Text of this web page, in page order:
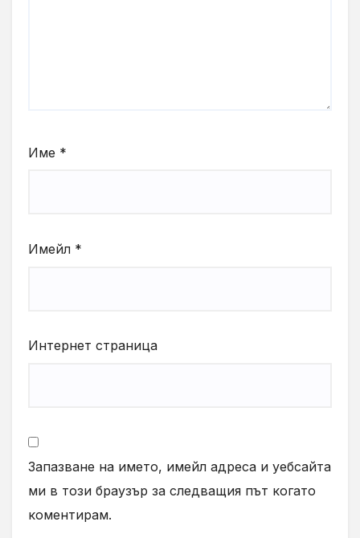
Име *
Имейл *
Интернет страница
Запазване на името, имейл адреса и уебсайта
ми в този браузър за следващия път когато
коментирам.